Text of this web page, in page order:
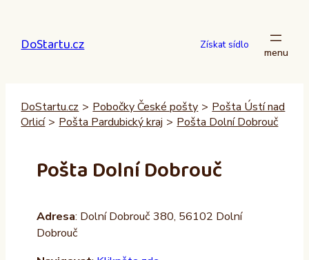
obsah
DoStartu.cz Získat sídlo
DoStartu.cz > Pobočky České pošty > Pošta Ústí nad
Orlicí > Pošta Pardubický kraj > Pošta Dolní Dobrouč
Pošta Dolní Dobrouč
Adresa: Dolní Dobrouč 380, 56102 Dolní
Dobrouč